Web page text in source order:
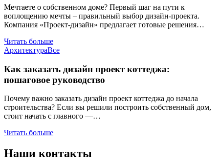
Мечтаете о собственном доме? Первый шаг на пути к
воплощению мечты – правильный выбор дизайн-проекта.
Компания «Проект-дизайн» предлагает готовые решения…
Читать больше
АрхитектураВсе
Как заказать дизайн проект коттеджа:
пошаговое руководство
Почему важно заказать дизайн проект коттеджа до начала
строительства? Если вы решили построить собственный дом,
стоит начать с главного —…
Читать больше
Наши контакты